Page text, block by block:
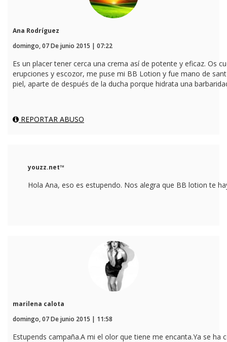
Ana Rodríguez
domingo, 07 De junio 2015 | 07:22
Es un placer tener cerca una crema así de potente y eficaz. Os
erupciones y escozor, me puse mi BB Lotion y fue mano de
piel, aparte de después de la ducha porque hidrata una
REPORTAR ABUSO
youzz.net™
Hola Ana, eso es estupendo. Nos alegra que BB lotion te
marilena calota
domingo, 07 De junio 2015 | 11:58
Estupends campaña.A mi el olor que tiene me encanta.Ya se ha